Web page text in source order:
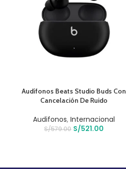
AÑADIR AL CARRITO
Audífonos Beats Studio Buds Con
Cancelación De Ruido
Audifonos,Internacional
S/579.00 S/521.00